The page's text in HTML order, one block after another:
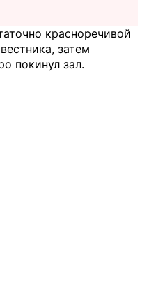
красноречивой
затем
покинул зал.